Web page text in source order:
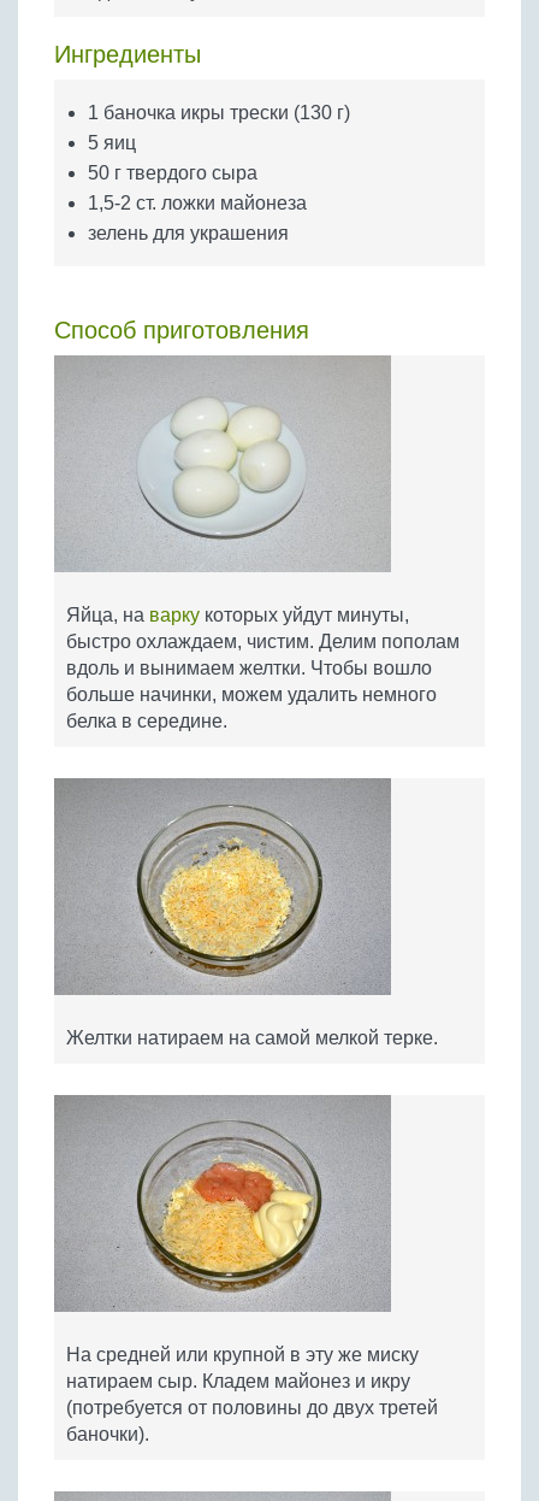
Яйца
Ингредиенты
1 баночка икры трески (130 г)
5 яиц
50 г твердого сыра
1,5-2 ст. ложки майонеза
зелень для украшения
Способ приготовления
Яйца, на варку которых уйдут минуты,
быстро охлаждаем, чистим. Делим пополам
вдоль и вынимаем желтки. Чтобы вошло
больше начинки, можем удалить немного
белка в середине.
Желтки натираем на самой мелкой терке.
На средней или крупной в эту же миску
натираем сыр. Кладем майонез и икру
(потребуется от половины до двух третей
баночки).